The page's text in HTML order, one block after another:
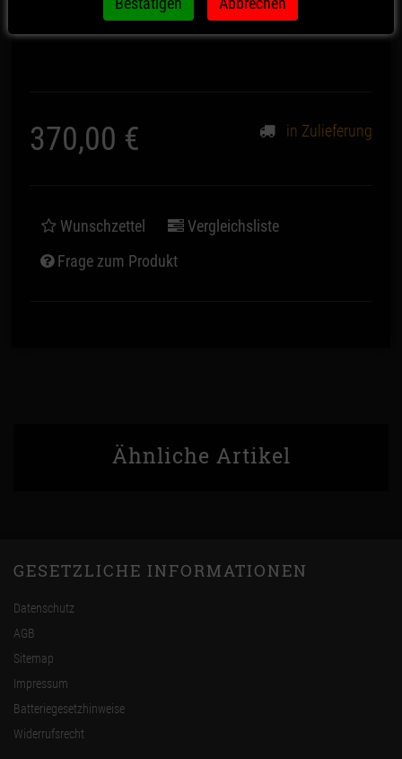
370,00 € in Zulieferung
Wunschzettel
Vergleichsliste
Frage zum Produkt
Ähnliche Artikel
GESETZLICHE INFORMATIONEN
Datenschutz
AGB
Sitemap
Impressum
Batteriegesetzhinweise
Widerrufsrecht